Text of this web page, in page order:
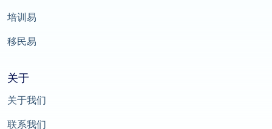
培训易
移民易
关于
关于我们
联系我们